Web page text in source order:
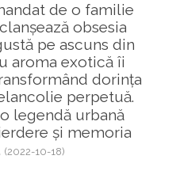
de o familie
obsesia
pe ascuns din
aroma exotică îi
dorința
perpetuă.
legendă urbană
și memoria
(2022-10-18)